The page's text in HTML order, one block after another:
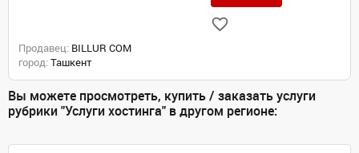
Продавец: BILLUR COM
город: Ташкент
Вы можете просмотреть, купить / заказать услуги
рубрики "Услуги хостинга" в другом регионе: